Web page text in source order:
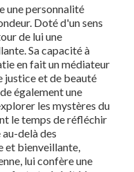
une personnalité
Doté d'un sens
de lui une
Sa capacité à
en fait un médiateur
justice et de beauté
également une
les mystères du
le temps de réfléchir
delà des
et bienveillante,
lui confère une